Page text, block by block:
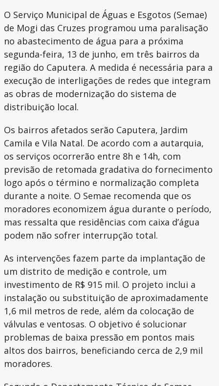
O Serviço Municipal de Águas e Esgotos (Semae)
de Mogi das Cruzes programou uma paralisação
no abastecimento de água para a próxima
segunda-feira, 13 de junho, em três bairros da
região do Caputera. A medida é necessária para a
execução de interligações de redes que integram
as obras de modernização do sistema de
distribuição local.
Os bairros afetados serão Caputera, Jardim
Camila e Vila Natal. De acordo com a autarquia,
os serviços ocorrerão entre 8h e 14h, com
previsão de retomada gradativa do fornecimento
logo após o término e normalização completa
durante a noite. O Semae recomenda que os
moradores economizem água durante o período,
mas ressalta que residências com caixa d’água
podem não sofrer interrupção total.
As intervenções fazem parte da implantação de
um distrito de medição e controle, um
investimento de R$ 915 mil. O projeto inclui a
instalação ou substituição de aproximadamente
1,6 mil metros de rede, além da colocação de
válvulas e ventosas. O objetivo é solucionar
problemas de baixa pressão em pontos mais
altos dos bairros, beneficiando cerca de 2,9 mil
moradores.